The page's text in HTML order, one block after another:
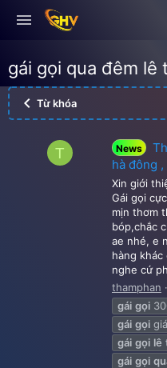
gái gọi qua đêm lê
Từ khóa
T News
hà đông
Xin giới
Gái gọi
mịn thơm
bóp,chắc
ae nhé, e
hàng
nghe cứ
thamphan
gái gọi
gái gọi
gái gọi lê
gái gọi